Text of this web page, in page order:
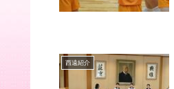
西遠紹介